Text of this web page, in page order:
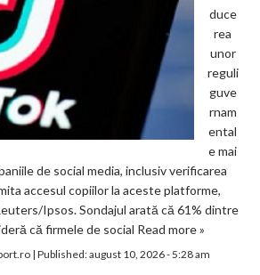
duce
rea
unor
reguli
guve
rnam
ental
e mai
de social media, inclusiv verificarea
accesul copiilor la aceste platforme,
Ipsos. Sondajul arată că 61% dintre
că firmele de social Read more »
| Published:august 10, 2026 - 5:28 am